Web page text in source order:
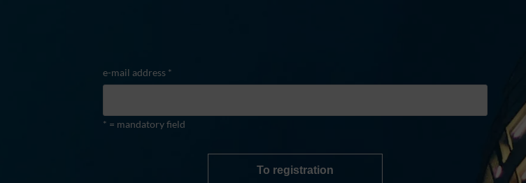
e-mail address *
* = mandatory field
To registration